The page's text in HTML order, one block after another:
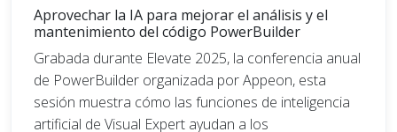
Aprovechar la IA para mejorar el análisis y el
mantenimiento del código PowerBuilder
Grabada durante Elevate 2025, la conferencia anual
de PowerBuilder organizada por Appeon, esta
sesión muestra cómo las funciones de inteligencia
artificial de Visual Expert ayudan a los